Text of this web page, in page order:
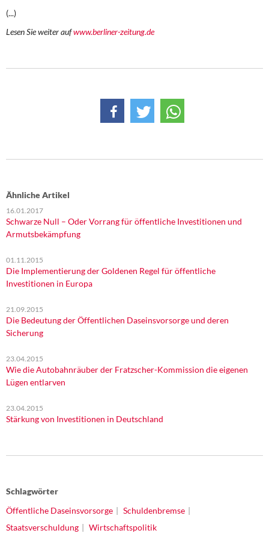
Weitere Themen
Memo-Gruppe
Institut Solidarische Moderne
Rosa-Luxemburg-Stiftung
(...)
Lesen Sie weiter aufwww.berliner-zeitung.de
Ähnliche Artikel
16.01.2017
Schwarze Null – Oder Vorrang für öffentliche Investitionen und
Armutsbekämpfung
01.11.2015
Die Implementierung der Goldenen Regel für öffentliche
Investitionen in Europa
21.09.2015
Die Bedeutung der Öffentlichen Daseinsvorsorge und deren
Sicherung
23.04.2015
Wie die Autobahnräuber der Fratzscher-Kommission die eigenen
Lügen entlarven
23.04.2015
Stärkung von Investitionen in Deutschland
Schlagwörter
Öffentliche Daseinsvorsorge
Schuldenbremse
Staatsverschuldung
Wirtschaftspolitik